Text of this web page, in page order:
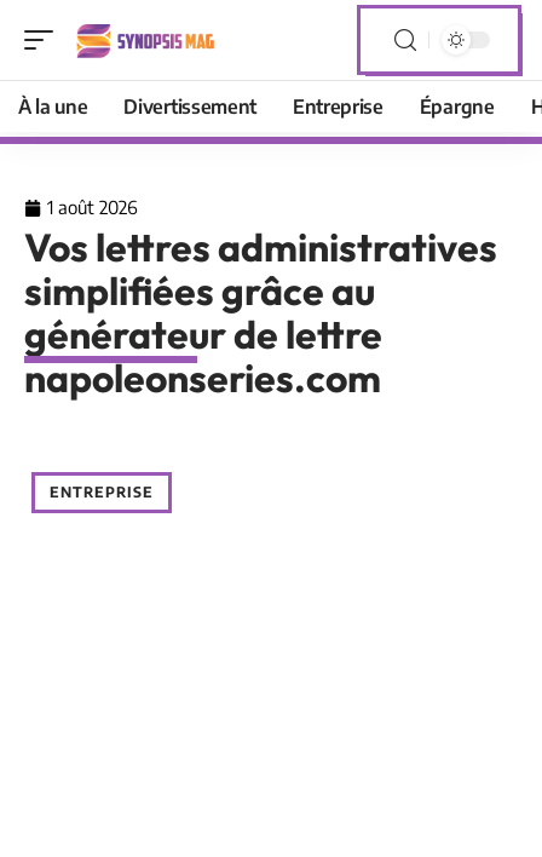
À la une Divertissement Entreprise Épargne
1 août 2026
Vos lettres administratives
simplifiées grâce au
générateur de lettre
napoleonseries.com
ENTREPRISE